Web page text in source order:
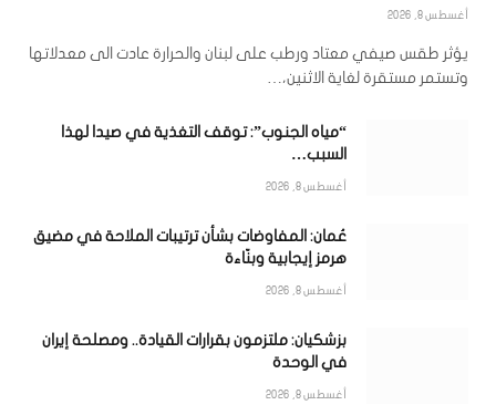
أغسطس 8, 2026
يؤثر طقس صيفي معتاد ورطب على لبنان والحرارة عادت الى معدلاتها
وتستمر مستقرة لغاية الاثنين،…
“مياه الجنوب”: توقف التغذية في صيدا لهذا
السبب…
أغسطس 8, 2026
عُمان: المفاوضات بشأن ترتيبات الملاحة في مضيق
هرمز إيجابية وبنّاءة
أغسطس 8, 2026
بزشكيان: ملتزمون بقرارات القيادة.. ومصلحة إيران
في الوحدة
أغسطس 8, 2026